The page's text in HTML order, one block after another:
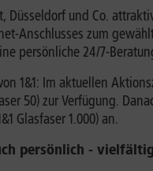
und Co.
Anschlusses zum
persönliche 24/7-
1&1: Im aktuellen
50) zur Verfügung.
Glasfaser 1.000) an.
persönlich -